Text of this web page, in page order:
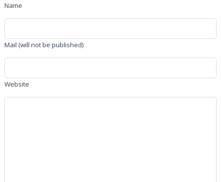
Name
Mail (will not be published)
Website